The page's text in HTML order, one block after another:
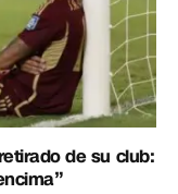
de su club: